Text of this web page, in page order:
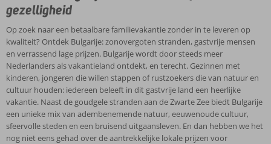
steeds
meer
Nederlanders
vakantieland
ontdekt,
terecht.
Gezinnen
kinderen,
Er
zijn
goede
voorzieningen
zoals
ligbedjes,
verhuur
van
jetski’s
en
zeilbootjes
en
de
zomermaanden
schijnt
de
zon
er
tien
uur
per
dag
en
kun
naast
stranden
ook
bergen,
bossen
en
cultuur.
Het
is
echt
de
moeite
Excursies
boeken
via
de
vernieuwde
Avatartour
Bulgarije
website
In
boeiend
Bulgarije
is
zoveel
leuks
Excursies
boeken
gezelligheid
Op zoek naar een betaalbare familievakantie zonder in te leveren op
kwaliteit? Ontdek Bulgarije: zonovergoten stranden, gastvrije mensen
en verrassend lage prijzen. Bulgarije wordt door steeds meer
Nederlanders als vakantieland ontdekt, en terecht. Gezinnen met
kinderen, jongeren die willen stappen of rustzoekers die van natuur en
cultuur houden: iedereen beleeft in dit gastvrije land een heerlijke
vakantie. Naast de goudgele stranden aan de Zwarte Zee biedt Bulgarije
een unieke mix van adembenemende natuur, eeuwenoude cultuur,
sfeervolle steden en een bruisend uitgaansleven. En dan hebben we het
nog niet eens gehad over de aantrekkelijke lokale prijzen voor